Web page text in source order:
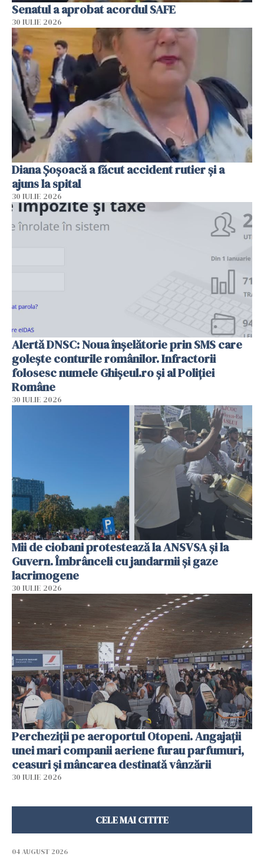
Senatul a aprobat acordul SAFE
30 IULIE 2026
Diana Șoșoacă a făcut accident rutier și a
ajuns la spital
30 IULIE 2026
Alertă DNSC: Noua înșelătorie prin SMS care
golește conturile românilor. Infractorii
folosesc numele Ghișeul.ro și al Poliției
Române
30 IULIE 2026
Mii de ciobani protestează la ANSVSA și la
Guvern. Îmbrânceli cu jandarmii și gaze
lacrimogene
30 IULIE 2026
Percheziții pe aeroportul Otopeni. Angajații
unei mari companii aeriene furau parfumuri,
ceasuri și mâncarea destinată vânzării
30 IULIE 2026
CELE MAI CITITE
04 AUGUST 2026